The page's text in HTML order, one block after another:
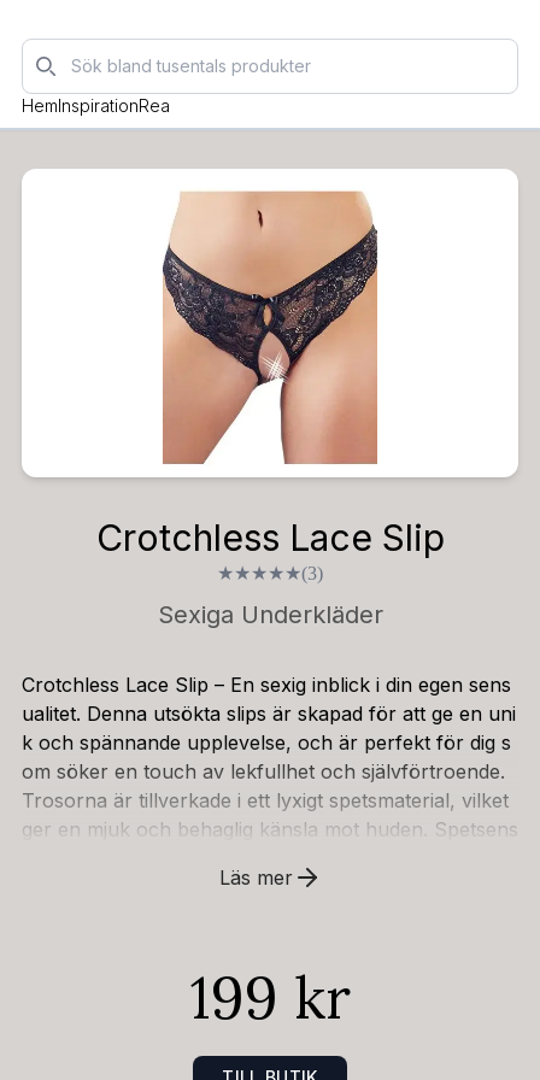
Sök
HemInspirationRea
Crotchless Lace Slip
★★★★★(3)
Sexiga Underkläder
Crotchless Lace Slip – En sexig inblick i din egen sens
ualitet. Denna utsökta slips är skapad för att ge en uni
k och spännande upplevelse, och är perfekt för dig s
om söker en touch av lekfullhet och självförtroende.
Trosorna är tillverkade i ett lyxigt spetsmaterial, vilket
ger en mjuk och behaglig känsla mot huden. Spetsens
k, medan den lätt stretchiga passformen säkerställer
dig full frihet och kontroll under dina mest intima stun
der. Denna konstruktion möjliggör en smidig och natu
sensualitet utan begränsningar. En liten, elegant rosett
Läs mer
199 kr